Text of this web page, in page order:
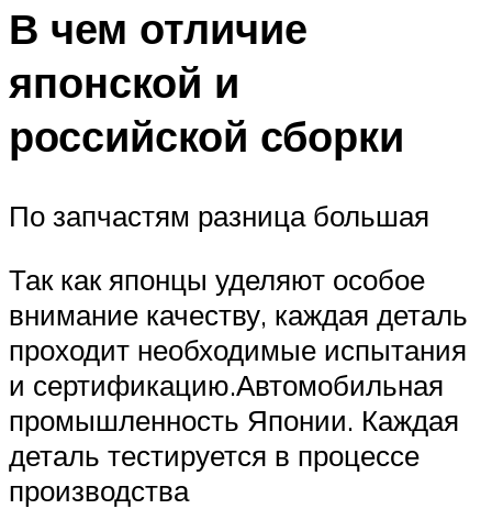
В чем отличие
японской и
российской сборки
По запчастям разница большая
Так как японцы уделяют особое
внимание качеству, каждая деталь
проходит необходимые испытания
и сертификацию.Автомобильная
промышленность Японии. Каждая
деталь тестируется в процессе
производства